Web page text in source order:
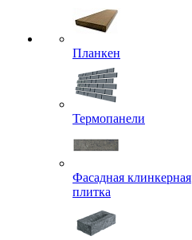
Планкен
Термопанели
Фасадная клинкерная
плитка